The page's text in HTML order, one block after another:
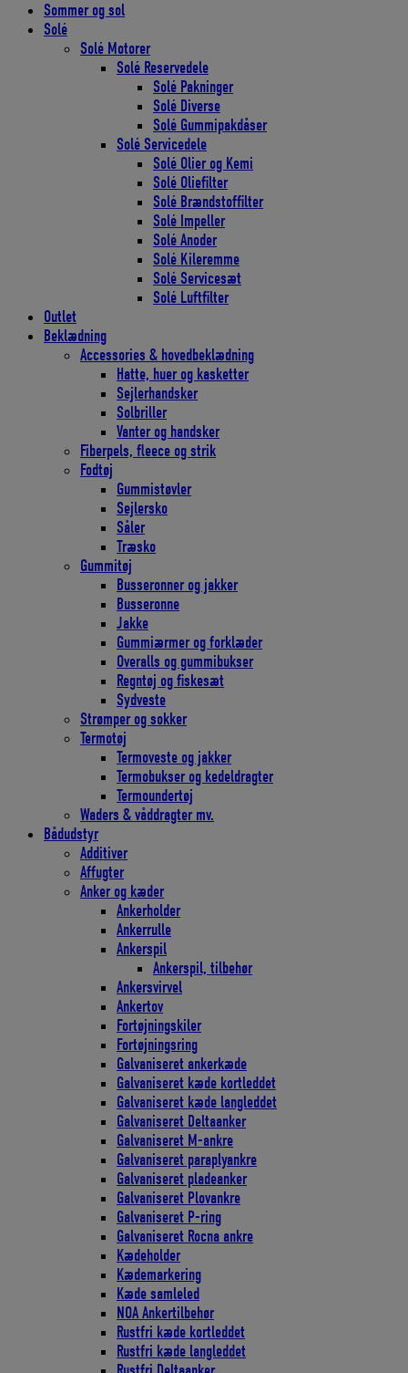
Sommer og sol
Solé
Solé Motorer
Solé Reservedele
Solé Pakninger
Solé Diverse
Solé Gummipakdåser
Solé Servicedele
Solé Olier og Kemi
Solé Oliefilter
Solé Brændstoffilter
Solé Impeller
Solé Anoder
Solé Kileremme
Solé Servicesæt
Solé Luftfilter
Outlet
Beklædning
Accessories & hovedbeklædning
Hatte, huer og kasketter
Sejlerhandsker
Solbriller
Vanter og handsker
Fiberpels, fleece og strik
Fodtøj
Gummistøvler
Sejlersko
Såler
Træsko
Gummitøj
Busseronner og jakker
Busseronne
Jakke
Gummiærmer og forklæder
Overalls og gummibukser
Regntøj og fiskesæt
Sydveste
Strømper og sokker
Termotøj
Termoveste og jakker
Termobukser og kedeldragter
Termoundertøj
Waders & våddragter mv.
Bådudstyr
Additiver
Affugter
Anker og kæder
Ankerholder
Ankerrulle
Ankerspil
Ankerspil, tilbehør
Ankersvirvel
Ankertov
Fortøjningskiler
Fortøjningsring
Galvaniseret ankerkæde
Galvaniseret kæde kortleddet
Galvaniseret kæde langleddet
Galvaniseret Deltaanker
Galvaniseret M-ankre
Galvaniseret paraplyankre
Galvaniseret pladeanker
Galvaniseret Plovankre
Galvaniseret P-ring
Galvaniseret Rocna ankre
Kædeholder
Kædemarkering
Kæde samleled
NOA Ankertilbehør
Rustfri kæde kortleddet
Rustfri kæde langleddet